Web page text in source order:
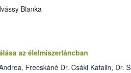
Blanka
az élelmiszerláncban
Frecskáné Dr. Csáki Katalin, Dr.